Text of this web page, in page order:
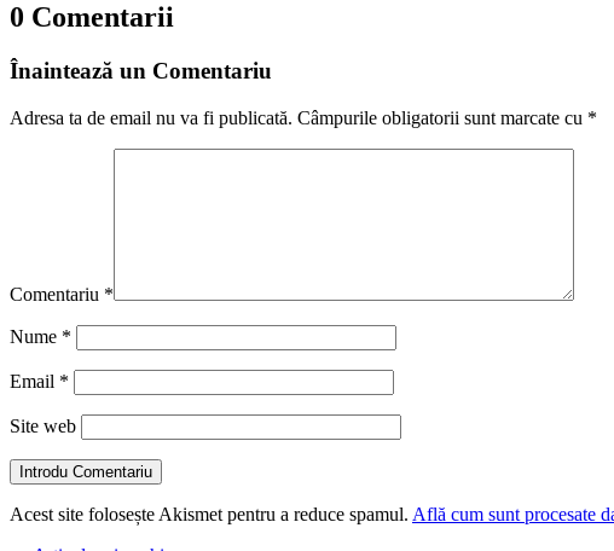
0 Comentarii
Înaintează un Comentariu
Adresa ta de email nu va fi publicată. Câmpurile obligatorii sunt marcate cu *
Comentariu *
Nume *
Email *
Site web
Introdu Comentariu
Acest site folosește Akismet pentru a reduce spamul. Află cum sunt procesate